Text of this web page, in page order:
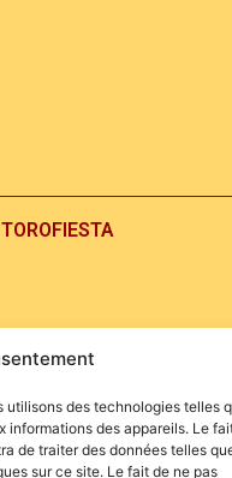
utilisons des technologies telles
des appareils. Le
de traiter des données telles
sur ce site. Le fait de ne pas